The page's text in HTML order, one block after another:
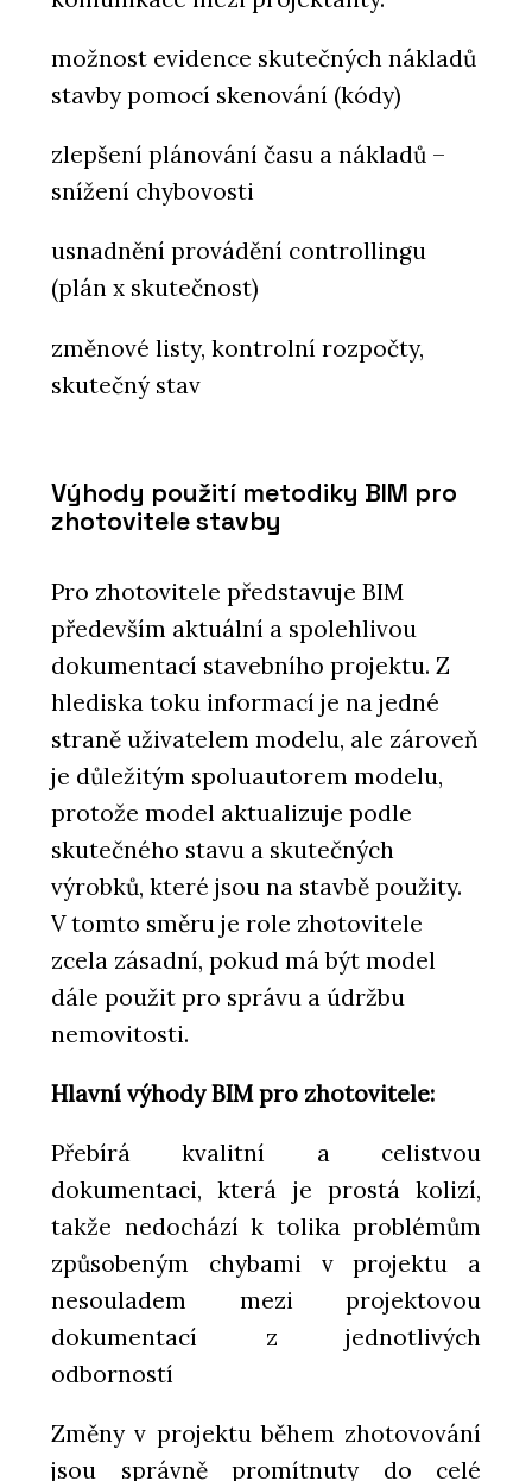
možnost evidence skutečných nákladů
stavby pomocí skenování (kódy)
zlepšení plánování času a nákladů –
snížení chybovosti
usnadnění provádění controllingu
(plán x skutečnost)
změnové listy, kontrolní rozpočty,
skutečný stav
Výhody použití metodiky BIM pro
zhotovitele stavby
Pro zhotovitele představuje BIM
především aktuální a spolehlivou
dokumentací stavebního projektu. Z
hlediska toku informací je na jedné
straně uživatelem modelu, ale zároveň
je důležitým spoluautorem modelu,
protože model aktualizuje podle
skutečného stavu a skutečných
výrobků, které jsou na stavbě použity.
V tomto směru je role zhotovitele
zcela zásadní, pokud má být model
dále použit pro správu a údržbu
nemovitosti.
Hlavní výhody BIM pro zhotovitele:
Přebírá kvalitní a celistvou
dokumentaci, která je prostá kolizí,
takže nedochází k tolika problémům
způsobeným chybami v projektu a
nesouladem mezi projektovou
dokumentací z jednotlivých
odborností
Změny v projektu během zhotovování
jsou správně promítnuty do celé